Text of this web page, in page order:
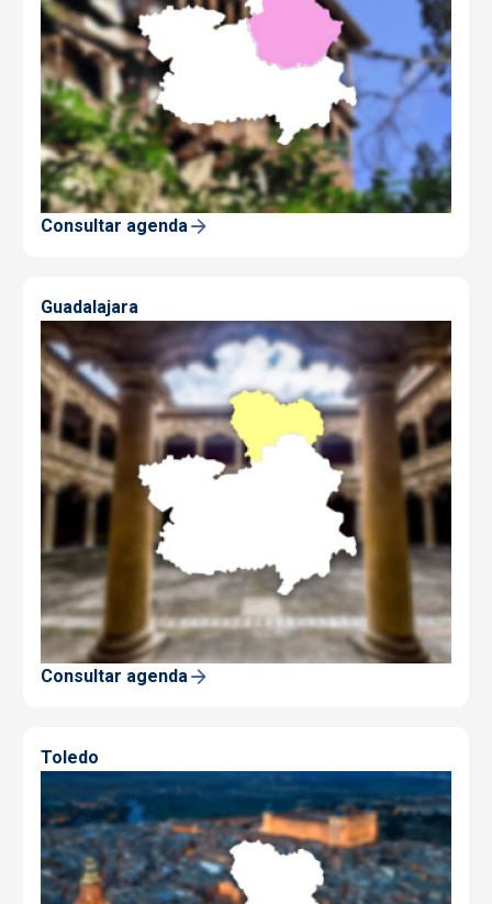
Consultar agenda
Guadalajara
Consultar agenda
Toledo